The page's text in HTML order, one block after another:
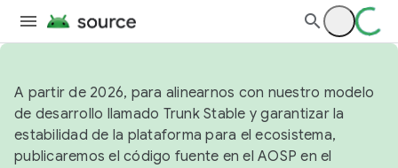
A partir de 2026, para alinearnos con nuestro modelo
de desarrollo llamado Trunk Stable y garantizar la
estabilidad de la plataforma para el ecosistema,
publicaremos el código fuente en el AOSP en el